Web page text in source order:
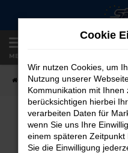
Zum
springen
MENÜ
Startseite Fahrzeugangebote
Cookie
Wir nutzen Cookies, um
Nutzung unserer
Kommunikation mit Ihnen
berücksichtigen hierbei
verarbeiten Daten für
wenn Sie uns Ihre
einem späteren
Sie die Einwilligung